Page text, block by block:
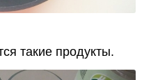
такие продукты.